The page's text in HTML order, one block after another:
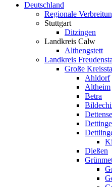
Deutschland
Regionale
Stuttgart
Ditzingen
Landkreis Calw
Althengstett
Landkreis
Große
Ahldorf
Altheim
Betra
Dießen